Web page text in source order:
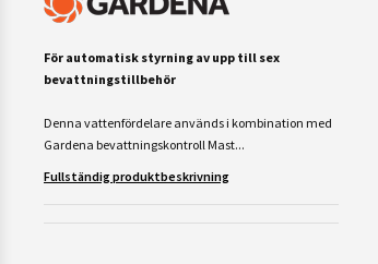
För automatisk styrning av upp till sex
bevattningstillbehör
Denna vattenfördelare används i kombination med
Gardena bevattningskontroll Mast...
Fullständig produktbeskrivning